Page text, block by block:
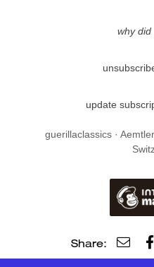
why did
update
guerillaclassics ·
Share: